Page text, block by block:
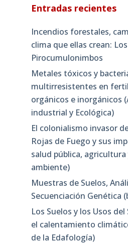
Entradas recientes
Incendios forestales,
clima que ellas crean: Los
Pirocumulonimbos
Metales tóxicos y
multirresistentes en
orgánicos e inorgánicos
industrial y Ecológica)
El colonialismo invasor
Rojas de Fuego y sus
salud pública,
ambiente)
Muestras de Suelos,
Secuenciación Genética
Los Suelos y los Usos
el calentamiento
de la Edafología)